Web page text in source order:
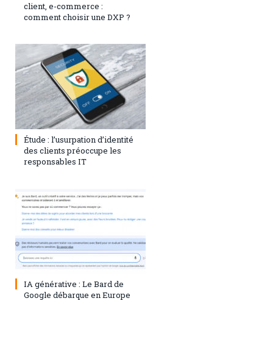
client, e-commerce :
comment choisir une DXP ?
1 août 2023 0
Étude : l’usurpation d’identité
des clients préoccupe les
responsables IT
28 juillet 2023 0
IA générative : Le Bard de
Google débarque en Europe